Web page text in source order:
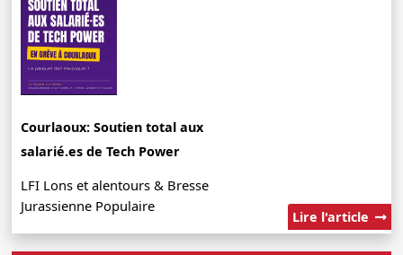
Courlaoux: Soutien total aux
salarié.es de Tech Power
LFI Lons et alentours & Bresse
Jurassienne Populaire
Lire l'article